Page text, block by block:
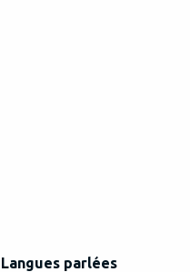
Langues parlées
Langues parlées